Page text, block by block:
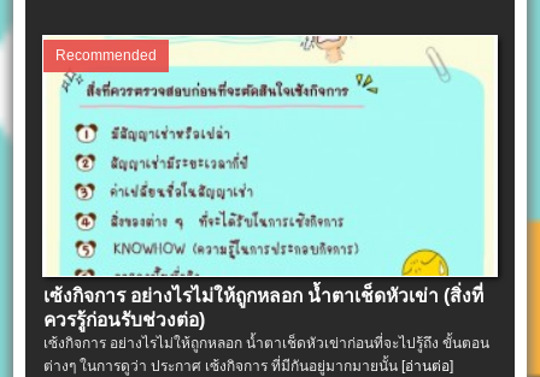
Recommended
เซ้งกิจการ อย่างไรไม่ให้ถูกหลอก น้ำตาเช็ดหัวเข่า (สิ่งที่
ควรรู้ก่อนรับช่วงต่อ)
เซ้งกิจการ อย่างไรไม่ให้ถูกหลอก น้ำตาเช็ดหัวเข่าก่อนที่จะไปรู้ถึง ขั้นตอน
ต่างๆ ในการดูว่า ประกาศ เซ้งกิจการ ที่มีกันอยู่มากมายนั้น[อ่านต่อ]